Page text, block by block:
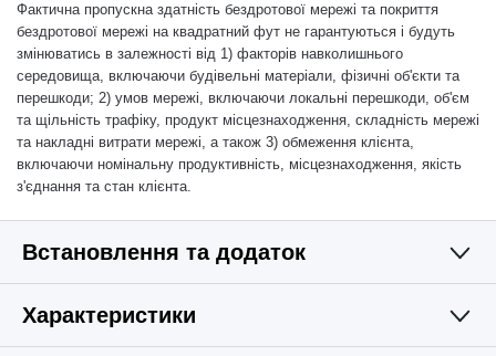
Фактична пропускна здатність бездротової мережі та покриття
бездротової мережі на квадратний фут не гарантуються і будуть
змінюватись в залежності від 1) факторів навколишнього
середовища, включаючи будівельні матеріали, фізичні об'єкти та
перешкоди; 2) умов мережі, включаючи локальні перешкоди, об'єм
та щільність трафіку, продукт місцезнаходження, складність мережі
та накладні витрати мережі, а також 3) обмеження клієнта,
включаючи номінальну продуктивність, місцезнаходження, якість
з'єднання та стан клієнта.
Встановлення та додаток
Характеристики